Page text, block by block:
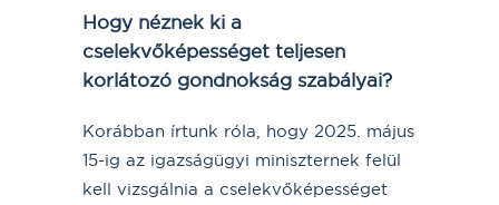
Hogy néznek ki a
cselekvőképességet teljesen
korlátozó gondnokság szabályai?
Korábban írtunk róla, hogy 2025. május
15-ig az igazságügyi miniszternek felül
kell vizsgálnia a cselekvőképességet